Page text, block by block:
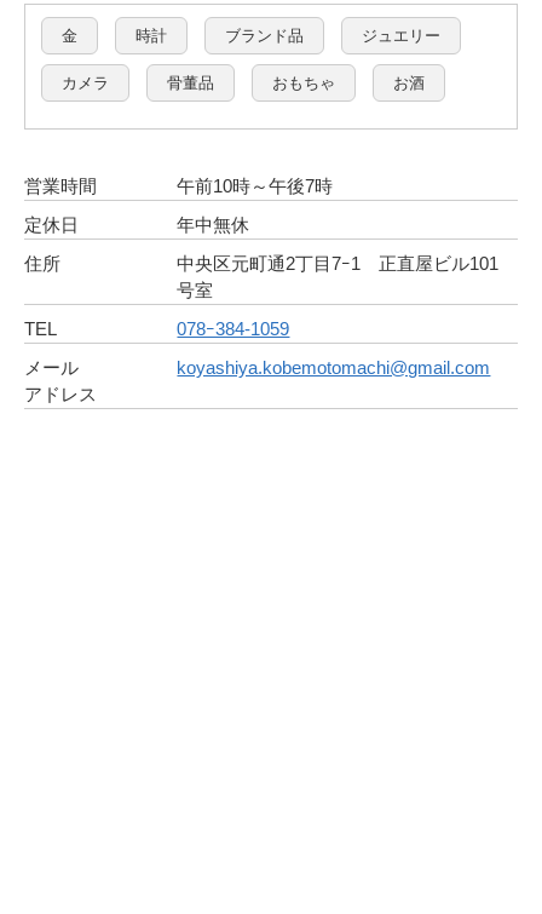
金 時計 ブランド品 ジュエリー
カメラ 骨董品 おもちゃ お酒
営業時間
午前10時～午後7時
定休日
年中無休
住所
中央区元町通2丁目7ｰ1 正直屋ビル101
号室
TEL
078ｰ384-1059
メール
アドレス
koyashiya.kobemotomachi@gmail.com